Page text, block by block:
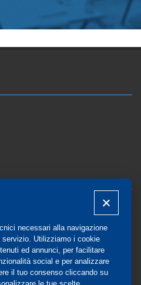
necessari alla navigazione
servizio. Utilizziamo i cookie
ed annunci, per facilitare
social e per analizzare
il tuo consenso cliccando su